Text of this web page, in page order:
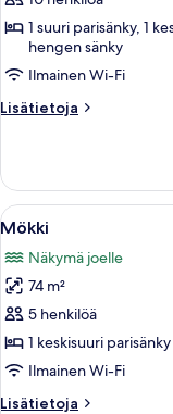
makuuhuonetta
Beds)
kuvat
1 suuri parisänky, 1
hengen sänky
Ilmainen Wi-Fi
Lisätietoja
Lisätietoja
makuuhuonetta
(7
Beds)
Avaa
kaikki
huonetyypin
Mökki
kuvat
9
Mökki
Näkymä joelle
74 m²
5 henkilöä
1 keskisuuri
Ilmainen Wi-Fi
Lisätietoja
Lisätietoja